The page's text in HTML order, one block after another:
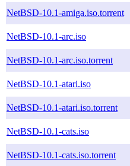
NetBSD-10.1-amiga.iso.torrent
NetBSD-10.1-arc.iso
NetBSD-10.1-arc.iso.torrent
NetBSD-10.1-atari.iso
NetBSD-10.1-atari.iso.torrent
NetBSD-10.1-cats.iso
NetBSD-10.1-cats.iso.torrent